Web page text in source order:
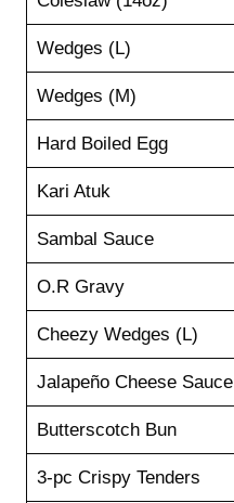
Wedges (L)
Wedges (M)
Hard Boiled Egg
Kari Atuk
Sambal Sauce
O.R Gravy
Cheezy Wedges (L)
Jalapeño Cheese Sauce
Butterscotch Bun
3-pc Crispy Tenders